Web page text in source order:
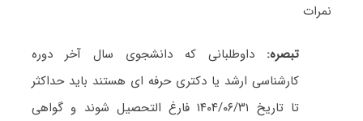
نمرات
تبصره: داوطلبانی که دانشجوی سال آخر دوره
کارشناسی ارشد یا دکتری حرفه ای هستند باید حداکثر
تا تاریخ ۱۴۰۴/۰۶/۳۱ فارغ التحصیل شوند و گواهی